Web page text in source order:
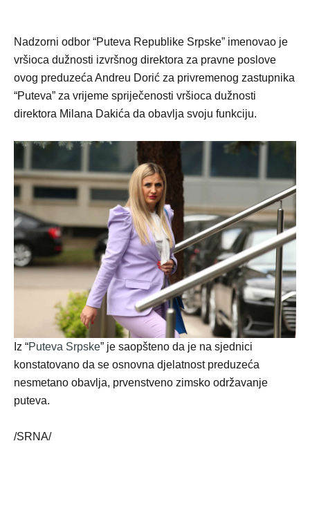
Nadzorni odbor “Puteva Republike Srpske” imenovao je
vršioca dužnosti izvršnog direktora za pravne poslove
ovog preduzeća Andreu Dorić za privremenog zastupnika
“Puteva” za vrijeme spriječenosti vršioca dužnosti
direktora Milana Dakića da obavlja svoju funkciju.
Iz “Puteva Srpske” je saopšteno da je na sjednici
konstatovano da se osnovna djelatnost preduzeća
nesmetano obavlja, prvenstveno zimsko održavanje
puteva.
/SRNA/